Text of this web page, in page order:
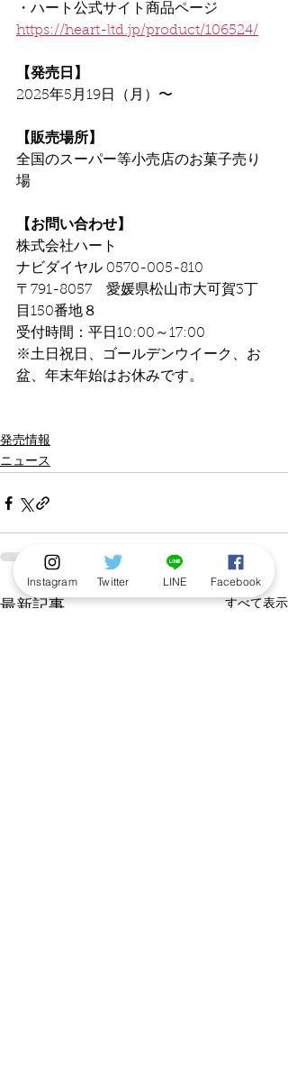
・ハート公式サイト商品ページ
https://heart-ltd.jp/product/106524/
【発売日】
2025年5月19日（月）〜
【販売場所】
全国のスーパー等小売店のお菓子売り
場
【お問い合わせ】
株式会社ハート
ナビダイヤル 0570-005-810
〒791-8057　愛媛県松山市大可賀3丁
目150番地８
受付時間：平日10:00～17:00
※土日祝日、ゴールデンウイーク、お
盆、年末年始はお休みです。
発売情報
ニュース
最新記事 すべて表示
Instagram Twitter LINE Facebook